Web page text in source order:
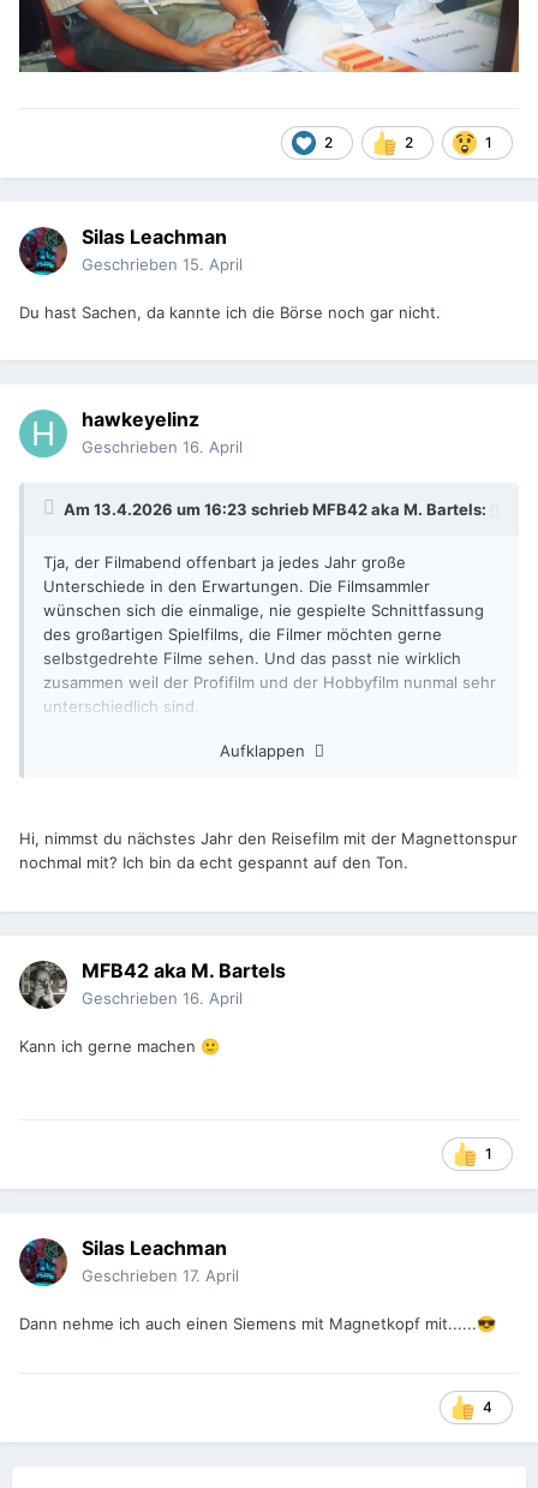
2 2 1
Silas Leachman
Geschrieben 15. April
Du hast Sachen, da kannte ich die Börse noch gar nicht.
hawkeyelinz
Geschrieben 16. April
Am 13.4.2026 um 16:23 schriebMFB42 aka M. Bartels:
Tja, der Filmabend offenbart ja jedes Jahr große
Unterschiede in den Erwartungen. Die Filmsammler
wünschen sich die einmalige, nie gespielte Schnittfassung
des großartigen Spielfilms, die Filmer möchten gerne
selbstgedrehte Filme sehen. Und das passt nie wirklich
zusammen weil der Profifilm und der Hobbyfilm nunmal sehr
unterschiedlich sind.
Während ich, auch wenn es sich nicht um mein
Gruppe jedoch wenig ausgeprägt, gepaart mit charakterlich
bedingten Mängeln in den Umgangsformen.
Exemplare an mir ab. Ich habe schon mehr als genug
Gespräche mit unangenehmen Zeitgenossen geführt. Und
wurde er plötzlich ganz annehmbar, als er merkte, dass ich
genug sind. Also:
Ich konnte letztes Jahr nicht teilnehmen und habe mich
gefreut. Da ich ja nun nicht so der super soziale Typ bin und
über das Filmen, Kameras, Filmentwicklung etc. pp. zu
quatschen, zuzuhören, wenn jemand über Dinge redet, mit
Aufklappen
Hi, nimmst du nächstes Jahr den Reisefilm mit der Magnettonspur
nochmal mit? Ich bin da echt gespannt auf den Ton.
MFB42 aka M. Bartels
Geschrieben 16. April
Kann ich gerne machen 🙂
1
Silas Leachman
Geschrieben 17. April
Dann nehme ich auch einen Siemens mit Magnetkopf mit......😎
4